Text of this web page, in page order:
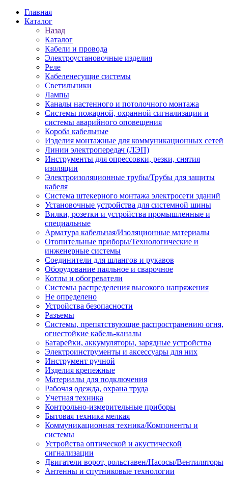
Главная
Каталог
Назад
Каталог
Кабели и провода
Электроустановочные изделия
Реле
Кабеленесущие системы
Светильники
Лампы
Каналы настенного и потолочного монтажа
Системы пожарной, охранной сигнализации и
системы аварийного оповещения
Короба кабельные
Изделия монтажные для коммуникационных сетей
Линии электропередач (ЛЭП)
Инструменты для опрессовки, резки, снятия
изоляции
Электроизоляционные трубы/Трубы для защиты
кабеля
Система штекерного монтажа электросети зданий
Установочные устройства для системной шины
Вилки, розетки и устройства промышленные и
специальные
Арматура кабельная/Изоляционные материалы
Отопительные приборы/Технологические и
инженерные системы
Соединители для шлангов и рукавов
Оборудование паяльное и сварочное
Котлы и обогреватели
Системы распределения высокого напряжения
Не определено
Устройства безопасности
Разъемы
Системы, препятствующие распространению огня,
огнестойкие кабель-каналы
Батарейки, аккумуляторы, зарядные устройства
Электроинструменты и аксессуары для них
Инструмент ручной
Изделия крепежные
Материалы для подключения
Рабочая одежда, охрана труда
Учетная техника
Контрольно-измерительные приборы
Бытовая техника мелкая
Коммуникационная техника/Компоненты и
системы
Устройства оптической и акустической
сигнализации
Двигатели ворот, рольставен/Насосы/Вентиляторы
Антенны и спутниковые технологии